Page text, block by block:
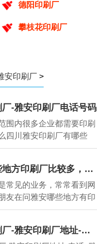
德阳印刷厂
攀枝花印刷厂
安印刷厂 >
-雅安印刷厂电话号码
围内很多企业都需要印刷
么四川雅安印刷厂有哪些
印刷厂
雅安哪些地方印刷厂比较多，雅安印刷厂主要集中在哪里
常见的业务，常常看到网
友在问雅安哪些地方有印
安哪
雅安印刷厂-雅安印刷厂地址-电话